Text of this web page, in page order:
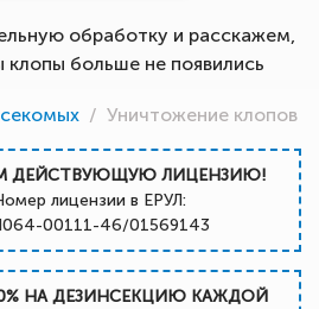
обработку и расскажем,
больше не появились
/ Уничтожение клопов
ДЕЙСТВУЮЩУЮ ЛИЦЕНЗИЮ!
лицензии в ЕРУЛ:
00111-46/01569143
НА ДЕЗИНСЕКЦИЮ КАЖДОЙ